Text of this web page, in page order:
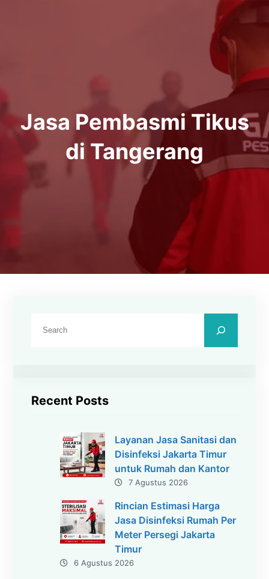
Jasa Pembasmi Tikus
di Tangerang
Recent Posts
Layanan Jasa Sanitasi dan
Disinfeksi Jakarta Timur
untuk Rumah dan Kantor
7 Agustus 2026
Rincian Estimasi Harga
Jasa Disinfeksi Rumah Per
Meter Persegi Jakarta
Timur
6 Agustus 2026